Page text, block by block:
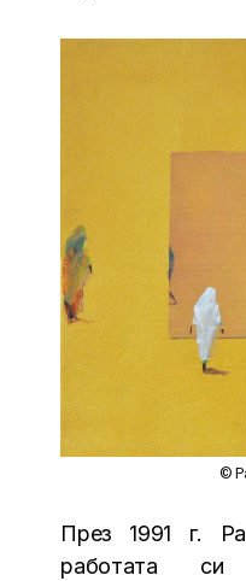
©
През 1991 г.
работата